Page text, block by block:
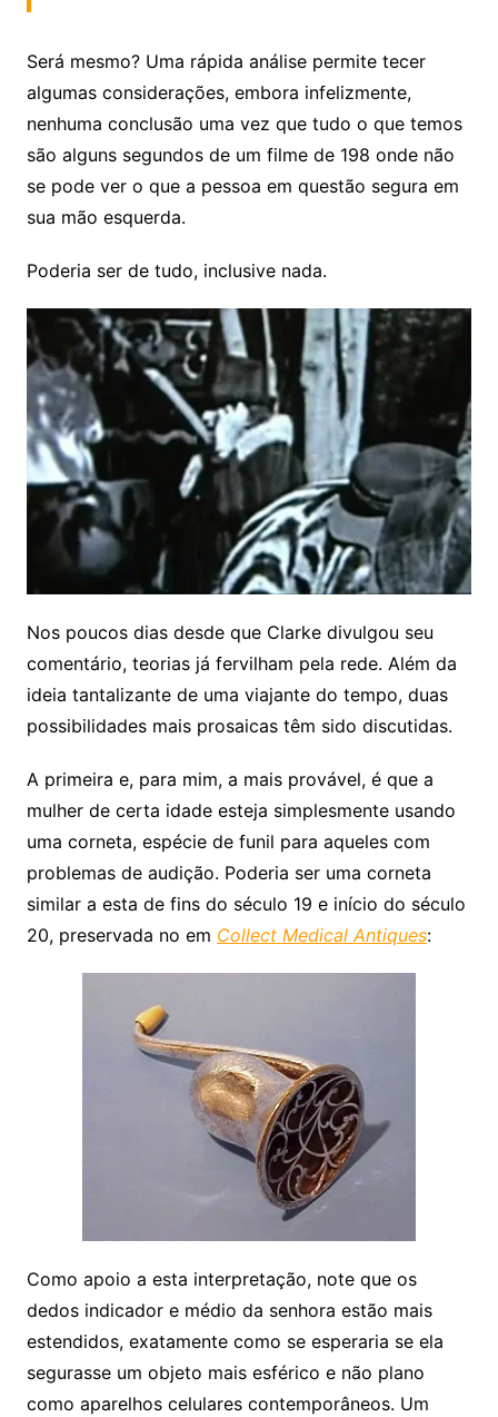
Será mesmo? Uma rápida análise permite tecer
algumas considerações, embora infelizmente,
nenhuma conclusão uma vez que tudo o que temos
são alguns segundos de um filme de 198 onde não
se pode ver o que a pessoa em questão segura em
sua mão esquerda.
Poderia ser de tudo, inclusive nada.
Nos poucos dias desde que Clarke divulgou seu
comentário, teorias já fervilham pela rede. Além da
ideia tantalizante de uma viajante do tempo, duas
possibilidades mais prosaicas têm sido discutidas.
A primeira e, para mim, a mais provável, é que a
mulher de certa idade esteja simplesmente usando
uma corneta, espécie de funil para aqueles com
problemas de audição. Poderia ser uma corneta
similar a esta de fins do século 19 e início do século
20, preservada no em Collect Medical Antiques:
Como apoio a esta interpretação, note que os
dedos indicador e médio da senhora estão mais
estendidos, exatamente como se esperaria se ela
segurasse um objeto mais esférico e não plano
como aparelhos celulares contemporâneos. Um